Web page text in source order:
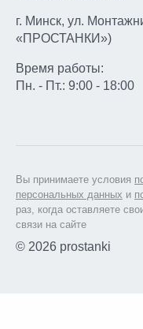
г. Минск, ул.
«ПРОСТАНКИ»)
Время работы:
Пн. - Пт.: 9:00 - 18:00
Вы принимаете условия
персональных данных и
раз, когда оставляете
связи на сайте
© 2026 prostanki